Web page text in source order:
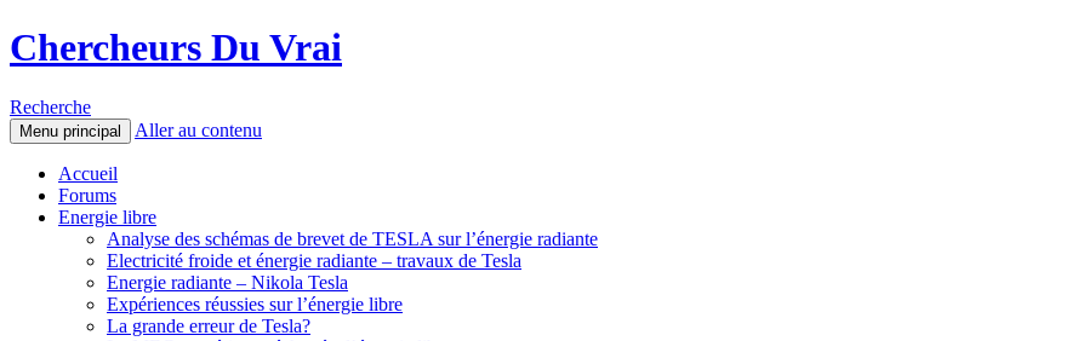
Chercheurs Du Vrai
Recherche
Menu principal Aller au contenu
Accueil
Forums
Energie libre
Analyse des schémas de brevet de TESLA sur l’énergie radiante
Electricité froide et énergie radiante – travaux de Tesla
Energie radiante – Nikola Tesla
Expériences réussies sur l’énergie libre
La grande erreur de Tesla?